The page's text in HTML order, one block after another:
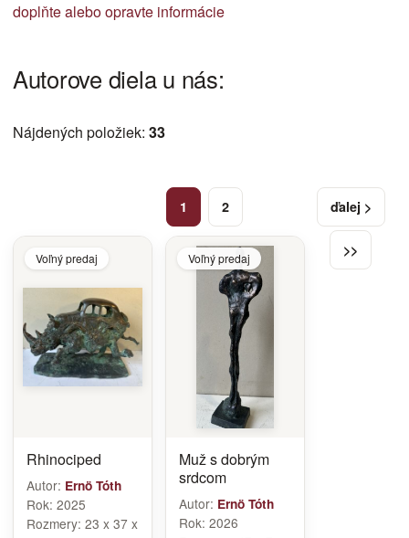
doplňte alebo opravte informácie
Autorove diela u nás:
Nájdených položiek: 33
ďalej >
>>
1 2
Voľný predaj
Rhinociped
Autor: Ernö Tóth
Rok: 2025
Rozmery: 23 x 37 x
Voľný predaj
Muž s dobrým
srdcom
Autor: Ernö Tóth
Rok: 2026